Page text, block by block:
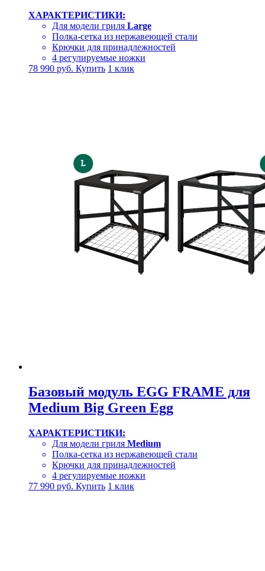
ХАРАКТЕРИСТИКИ:
Для модели гриля Large
Полка-сетка из нержавеющей стали
Крючки для принадлежностей
4 регулируемые ножки
78 990 руб. Купить 1 клик
Базовый модуль EGG FRAME для
Medium Big Green Egg
ХАРАКТЕРИСТИКИ:
Для модели гриля Medium
Полка-сетка из нержавеющей стали
Крючки для принадлежностей
4 регулируемые ножки
77 990 руб. Купить 1 клик